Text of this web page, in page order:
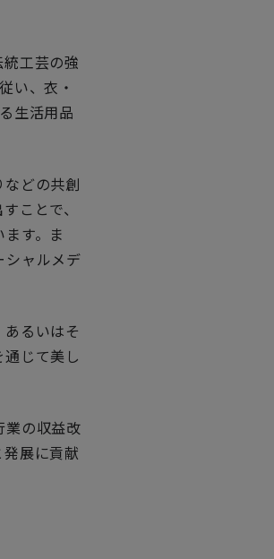
工芸の強
い、衣・
生活用品
どの共創
ことで、
す。ま
シャルメデ
るいはそ
じて美し
業の収益改
展に貢献